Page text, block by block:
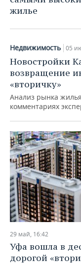
жилье
Недвижимость 05
Новостройки
возвращение
«вторичку»
Анализ рынка
комментариях
29 май, 16:42
Уфа вошла в
дорогой